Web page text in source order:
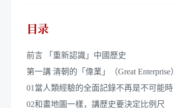
目录
前言 「重新認識」中國歷史
第一講 清朝的「偉業」（Great Enterprise）
01當人類經驗的全面記錄不再是不可能時
02和畫地圖一樣，講歷史要決定比例尺